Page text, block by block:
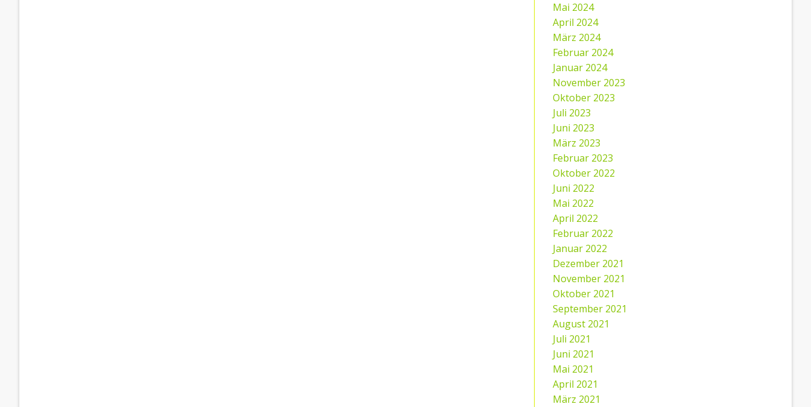
Mai 2024
April 2024
März 2024
Februar 2024
Januar 2024
November 2023
Oktober 2023
Juli 2023
Juni 2023
März 2023
Februar 2023
Oktober 2022
Juni 2022
Mai 2022
April 2022
Februar 2022
Januar 2022
Dezember 2021
November 2021
Oktober 2021
September 2021
August 2021
Juli 2021
Juni 2021
Mai 2021
April 2021
März 2021